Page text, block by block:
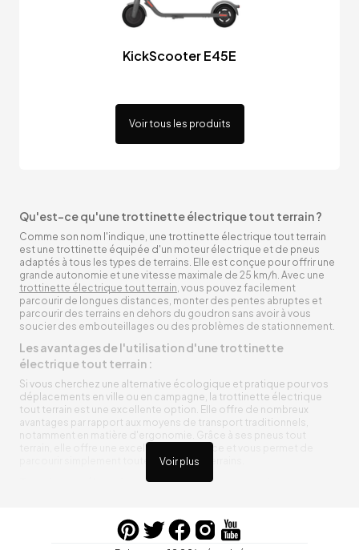
KickScooter E45E
Voir tous les produits
Voir plus
Qu'est-ce qu'une trottinette électrique tout terrain ?
Comme son nom l'indique, une trottinette électrique tout terrain
est une trottinette équipée d'un moteur électrique et de pneus
adaptés à tous les types de terrains. Elle est conçue pour offrir une
grande autonomie et une vitesse maximale de 25 km/h. Avec une
trottinette électrique tout terrain, vous pouvez facilement
parcourir de longues distances, monter des pentes abruptes et
parcourir des terrains en dehors du goudron sans avoir à vous
soucier des embouteillages ou des problèmes de stationnement.
Les avantages de l'utilisation d'une trottinette
électrique tout terrain :
Si vous cherchez une alternative écologique et pratique pour vos
déplacements en ville ou en campagne, la trottinette électrique
tout terrain est une excellente option. Elle offre de nombreux
avantages par rapport aux moyens de transport traditionnels,
notamment en matière d'ergonomie. Grâce à ses pneus tout
terrain, elle offre une excellente adhérence et vous permet de
parcourir simplement toutes sortes de terrains.
Trottinette électrique tout terrain ergonomique
entre vos trajets, vous n’aurez pas à vous soucier de l’état de sa
batterie. De plus, elle est équipée de pneus résistants qui peuvent